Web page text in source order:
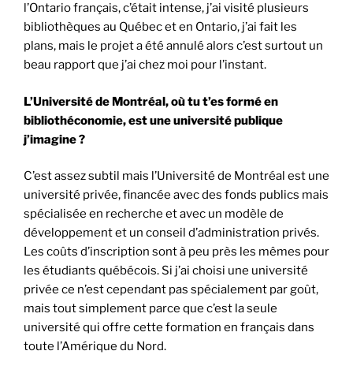
l’Ontario français, c’était intense, j’ai visité plusieurs
bibliothèques au Québec et en Ontario, j’ai fait les
plans, mais le projet a été annulé alors c’est surtout un
beau rapport que j’ai chez moi pour l’instant.
L’Université de Montréal, où tu t’es formé en
bibliothéconomie, est une université publique
j’imagine ?
C’est assez subtil mais l’Université de Montréal est une
université privée, financée avec des fonds publics mais
spécialisée en recherche et avec un modèle de
développement et un conseil d’administration privés.
Les coûts d’inscription sont à peu près les mêmes pour
les étudiants québécois. Si j’ai choisi une université
privée ce n’est cependant pas spécialement par goût,
mais tout simplement parce que c’est la seule
université qui offre cette formation en français dans
toute l’Amérique du Nord.